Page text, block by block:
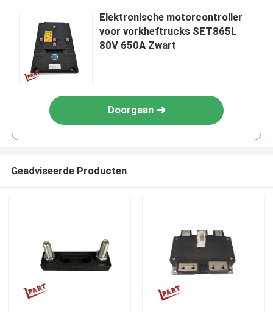
Elektronische motorcontroller
voor vorkheftrucks SET865L
80V 650A Zwart
Doorgaan
Geadviseerde Producten